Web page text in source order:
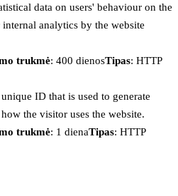
data on users' behaviour on the
analytics by the website
trukmė: 400 dienosTipas: HTTP
ID that is used to generate
the visitor uses the website.
trukmė: 1 dienaTipas: HTTP